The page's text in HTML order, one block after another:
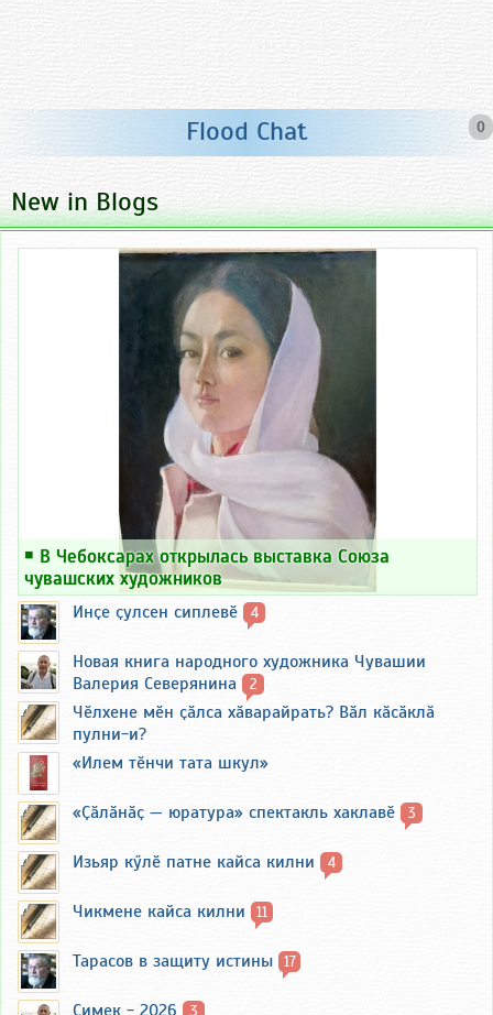
0
Flood Chat
New in Blogs
￭ В Чебоксарах открылась выставка Союза
чувашских художников
Инҫе ҫулсен сиплевӗ 4
Новая книга народного художника Чувашии
Валерия Северянина
2
Чӗлхене мӗн ҫӑлса хӑварайрать? Вӑл кӑсӑклӑ
пулни-и?
«Илем тӗнчи тата шкул»
«Ҫӑлӑнӑҫ — юратура» спектакль хаклавӗ 3
Изьяр кӳлӗ патне кайса килни 4
Чикмене кайса килни 11
Тарасов в защиту истины 17
Симек - 2026 3